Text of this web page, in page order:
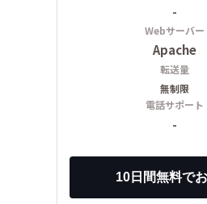
-
Webサーバー
Apache
転送量
無制限
電話サポート
-